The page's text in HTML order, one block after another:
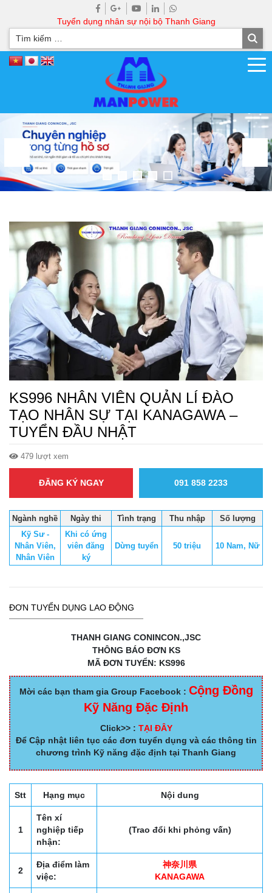
Tuyển dụng nhân sự nội bộ Thanh Giang
KS996 NHÂN VIÊN QUẢN LÍ ĐÀO
TẠO NHÂN SỰ TẠI KANAGAWA –
TUYỂN ĐẦU NHẬT
479 lượt xem
ĐĂNG KÝ NGAY 091 858 2233
Ngành nghề Ngày thi Tình trạng Thu nhập
Số lượng
Kỹ Sư -
Nhân Viên,
Nhân Viên
Khi có ứng
viên đăng
ký
Dừng tuyển 50 triệu 10 Nam, Nữ
ĐƠN TUYỂN DỤNG LAO ĐỘNG
THANH GIANG CONINCON.,JSC
THÔNG BÁO ĐƠN KS
MÃ ĐƠN TUYỂN: KS996
Mời các bạn tham gia Group Facebook : Cộng Đồng
Kỹ Năng Đặc Định
Click>> : TẠI ĐÂY
Để Cập nhật liên tục các đơn tuyển dụng và các thông tin
chương trình Kỹ năng đặc định tại Thanh Giang
Stt Hạng mục Nội dung
1
Tên xí
nghiệp tiếp
nhận:
(Trao đổi khi phỏng vấn)
2
Địa điểm làm
việc:
神奈川県
KANAGAWA